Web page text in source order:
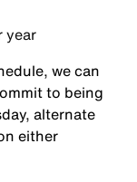
year
we can
to being
alternate
either